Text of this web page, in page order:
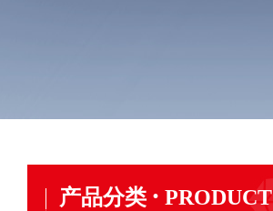
产品分类 · PRODUCT